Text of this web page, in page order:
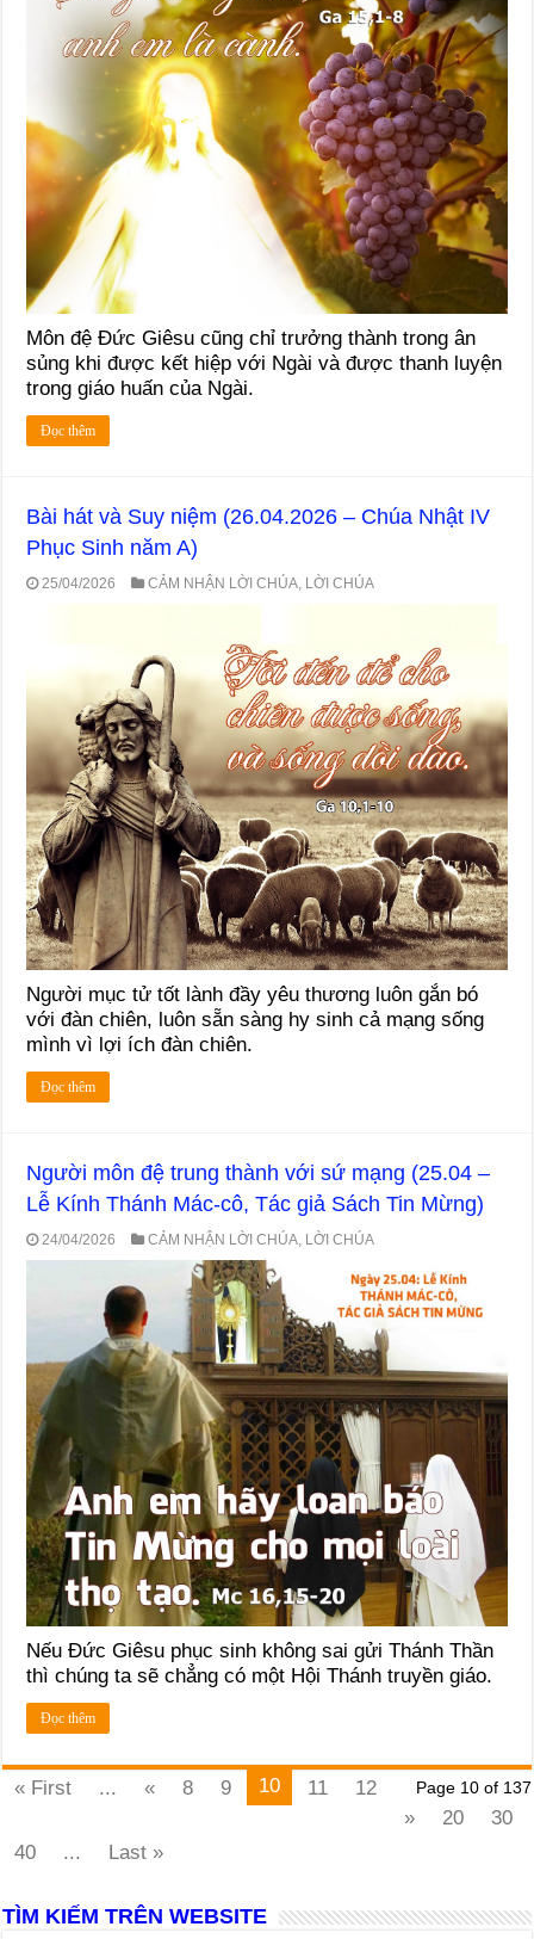
Môn đệ Ðức Giêsu cũng chỉ trưởng thành trong ân
sủng khi được kết hiệp với Ngài và được thanh luyện
trong giáo huấn của Ngài.
Đọc thêm
Bài hát và Suy niệm (26.04.2026 – Chúa Nhật IV
Phục Sinh năm A)
25/04/2026 CẢM NHẬN LỜI CHÚA LỜI CHÚA
Người mục tử tốt lành đầy yêu thương luôn gắn bó
với đàn chiên, luôn sẵn sàng hy sinh cả mạng sống
mình vì lợi ích đàn chiên.
Đọc thêm
Người môn đệ trung thành với sứ mạng (25.04 –
Lễ Kính Thánh Mác-cô, Tác giả Sách Tin Mừng)
24/04/2026 CẢM NHẬN LỜI CHÚA LỜI CHÚA
Nếu Đức Giêsu phục sinh không sai gửi Thánh Thần
thì chúng ta sẽ chẳng có một Hội Thánh truyền giáo.
Đọc thêm
Page 10 of 137
« First ... « 8 9 10 11
12
»
20
30
40
... Last »
TÌM KIẾM TRÊN WEBSITE